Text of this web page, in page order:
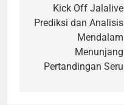
Kick Off Jalalive
Prediksi dan Analisis
Mendalam
Menunjang
Pertandingan Seru